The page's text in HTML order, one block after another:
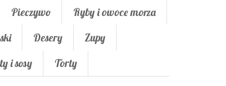
Pieczywo
Ryby i owoce morza
Desery
Zupy
i sosy
Torty